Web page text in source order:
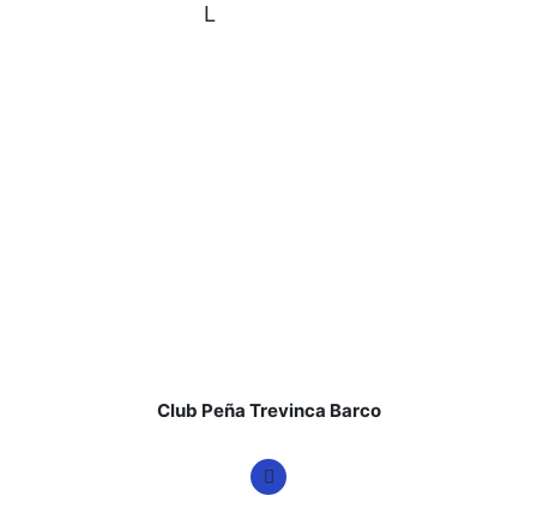
L
Club Peña Trevinca Barco